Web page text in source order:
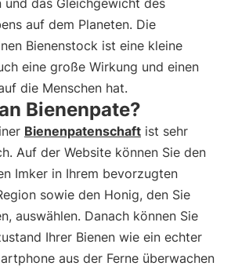
und das Gleichgewicht des
auf dem Planeten. Die
Bienenstock ist eine kleine
eine große Wirkung und einen
die Menschen hat.
Bienenpate?
Bienenpatenschaft ist sehr
Auf der Website können Sie den
Imker in Ihrem bevorzugten
sowie den Honig, den Sie
auswählen. Danach können Sie
Ihrer Bienen wie ein echter
aus der Ferne überwachen